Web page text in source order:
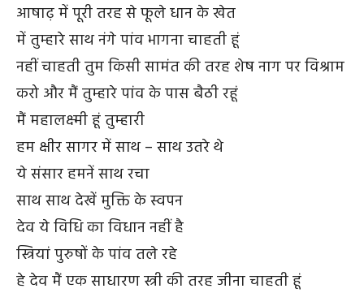
आषाढ़ में पूरी तरह से फूले धान के खेत
में तुम्हारे साथ नंगे पांव भागना चाहती हूं
नहीं चाहती तुम किसी सामंत की तरह शेष नाग पर विश्राम
करो और मैं तुम्हारे पांव के पास बैठी रहूं
मैं महालक्ष्मी हूं तुम्हारी
हम क्षीर सागर में साथ – साथ उतरे थे
ये संसार हमनें साथ रचा
साथ साथ देखें मुक्ति के स्वपन
देव ये विधि का विधान नहीं है
स्त्रियां पुरुषों के पांव तले रहे
हे देव मैं एक साधारण स्त्री की तरह जीना चाहती हूं